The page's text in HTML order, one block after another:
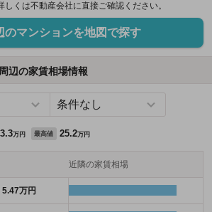
くは不動産会社に直接ご確認ください。
のマンションを地図で探す
辺の家賃相場情報
3.3万円 最高値 25.2万円
近隣の家賃相場
5.47万円